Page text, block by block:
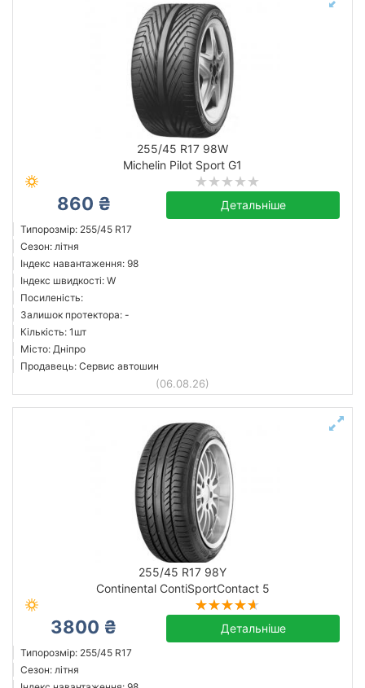
255/45 R17 98W
Michelin Pilot Sport G1
860 ₴ Детальніше
Типорозмір: 255/45 R17
Сезон: літня
Індекс навантаження: 98
Індекс швидкості: W
Посиленість:
Залишок протектора: -
Кількість: 1шт
Місто: Дніпро
Продавець: Сервис автошин
(06.08.26)
255/45 R17 98Y
Continental ContiSportContact 5
3800 ₴ Детальніше
Типорозмір: 255/45 R17
Сезон: літня